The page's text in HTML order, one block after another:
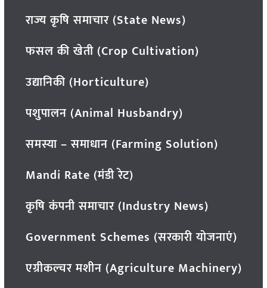
राज्य कृषि समाचार (State News)
फसल की खेती (Crop Cultivation)
उद्यानिकी (Horticulture)
पशुपालन (Animal Husbandry)
समस्या – समाधान (Farming Solution)
Mandi Rate (मंडी रेट)
कृषि कंपनी समाचार (Industry News)
Government Schemes (सरकारी योजनाएं)
एग्रीकल्चर मशीन (Agriculture Machinery)